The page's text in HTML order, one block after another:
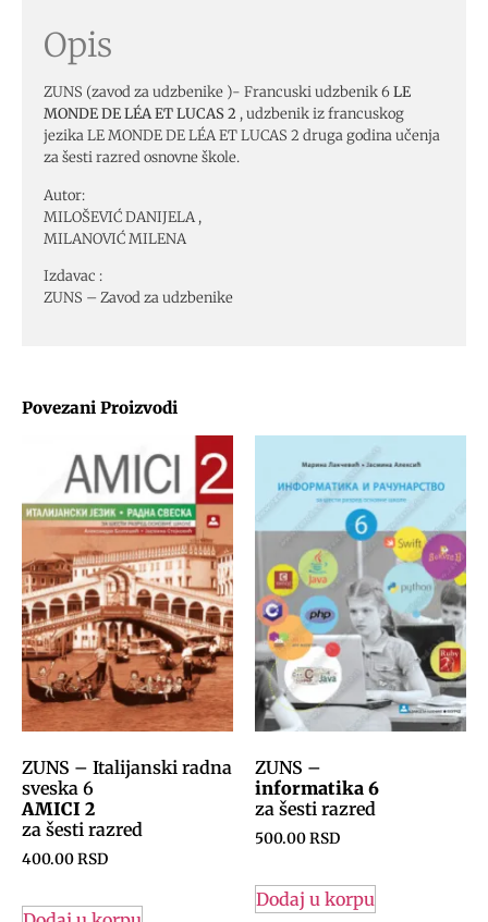
Povezani Proizvodi
ZUNS – Italijanski radna
sveska 6
AMICI 2
za šesti razred
400.00RSD
ZUNS –
informatika 6
za šesti razred
500.00RSD
Dodaj u korpu
Opis
ZUNS (zavod za udzbenike )- Francuski udzbenik 6LE
MONDE DE LÉA ET LUCAS 2 , udzbenik iz francuskog
jezika LE MONDE DE LÉA ET LUCAS 2 druga godina učenja
za šesti razred osnovne škole.
Autor:
MILOŠEVIĆ DANIJELA ,
MILANOVIĆ MILENA
Izdavac :
ZUNS – Zavod za udzbenike